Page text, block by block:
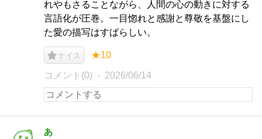
れやもさることながら、人間の心の動きに対する
言語化が圧巻。一目惚れと感謝と尊敬を基盤にし
た愛の描写はすばらしい。
ナイス ★10
コメント(0) 2026/06/14
あ